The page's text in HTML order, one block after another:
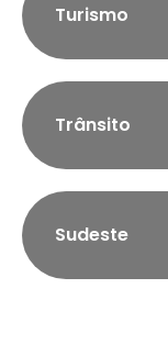
Turismo
Trânsito
Sudeste